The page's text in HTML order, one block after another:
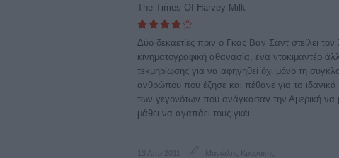
The Times Of Harvey Milk
Δύο δεκαετίες πριν ο Γκας Βαν Σαντ στείλει
κινηματογραφική αθανασία, ένα ντοκιμαντέρ
τεκμηρίωσης για να αφηγηθεί όχι μόνο τη
ανθρώπου που έζησε και πέθανε για τα ιδανικά
των γεγονότων που ανάγκασαν την Αμερική να
μάθει να αγαπάει τους γκέι.
13 Απρ 2011 Μανώλης Κρανάκης